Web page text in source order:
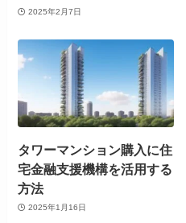
2025年2月7日
タワーマンション購入に住
宅金融支援機構を活用する
方法
2025年1月16日